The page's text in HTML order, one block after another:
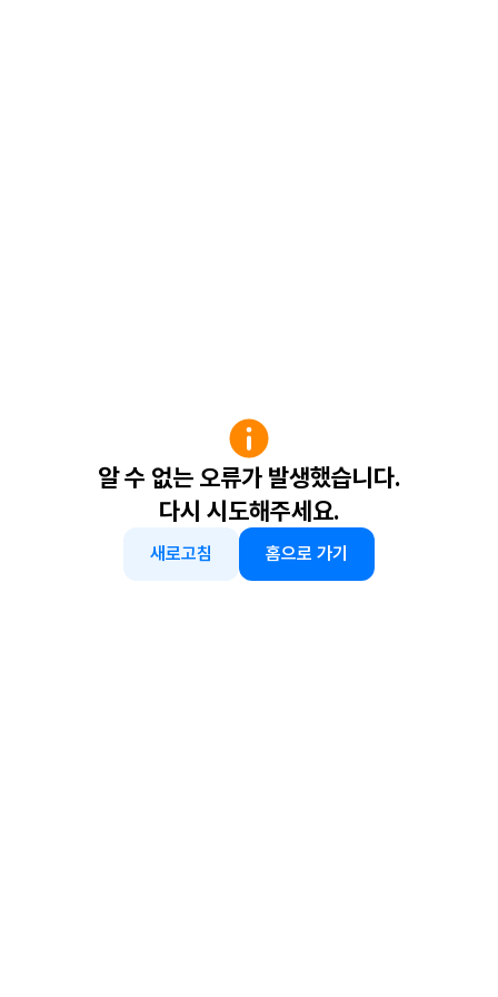
알 수 없는 오류가 발생했습니다.
다시 시도해주세요.
새로고침 홈으로 가기